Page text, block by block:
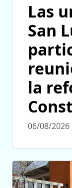
Las
San
la
06/08/2026